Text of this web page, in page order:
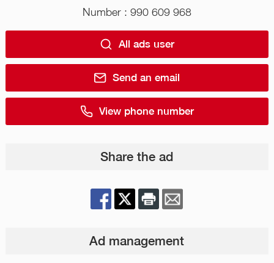
Number : 990 609 968
All ads user
Send an email
View phone number
Share the ad
Ad management